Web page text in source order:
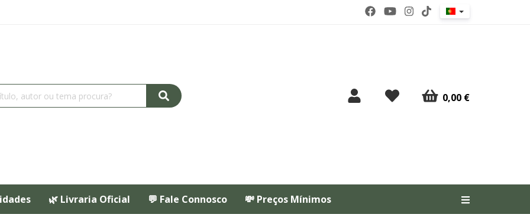
0,00 €
🌿 Livraria Oficial 💬 Fale Connosco 💸 Preços Mínimos